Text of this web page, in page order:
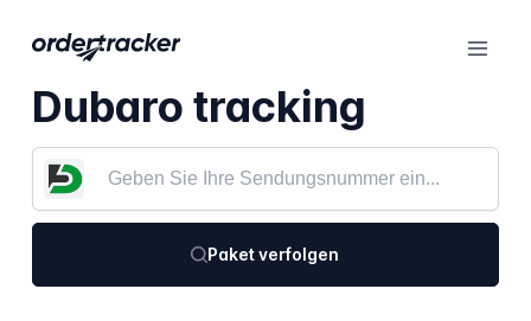
Dubaro tracking
Paket verfolgen